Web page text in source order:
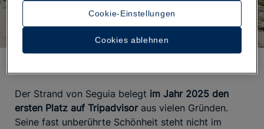
Der Strand von Seguia belegt im Jahr 2025 den
ersten Platz auf Tripadvisoraus vielen Gründen.
Seine fast unberührte Schönheit steht nicht im
Cookie-Einstellungen
Cookies ablehnen